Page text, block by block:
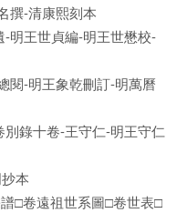
撰-清康熙刻本
明王世貞編-明王世懋校-
閱-明王象乾刪訂-明萬曆
錄十卷-王守仁-明王守仁
本
□卷遠祖世系圖□卷世表□